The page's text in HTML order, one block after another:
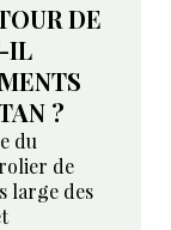
DE
IL
?
du
de
large des